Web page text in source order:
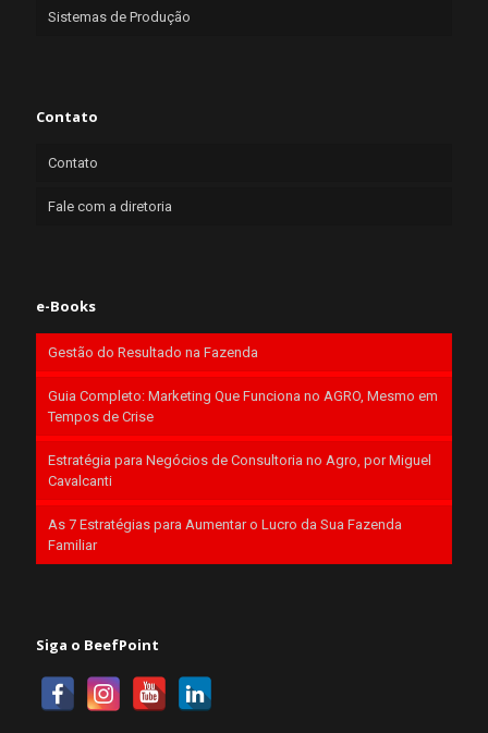
Sistemas de Produção
Contato
Contato
Fale com a diretoria
e-Books
Gestão do Resultado na Fazenda
Guia Completo: Marketing Que Funciona no AGRO, Mesmo em
Tempos de Crise
Estratégia para Negócios de Consultoria no Agro, por Miguel
Cavalcanti
As 7 Estratégias para Aumentar o Lucro da Sua Fazenda
Familiar
Siga o BeefPoint